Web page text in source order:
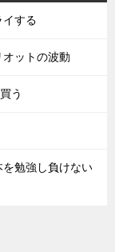
イする
オットの波動
う
勉強し負けない